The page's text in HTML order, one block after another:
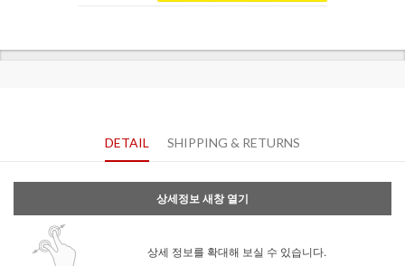
DETAIL SHIPPING & RETURNS
상세정보 새창 열기
상세 정보를 확대해 보실 수 있습니다.